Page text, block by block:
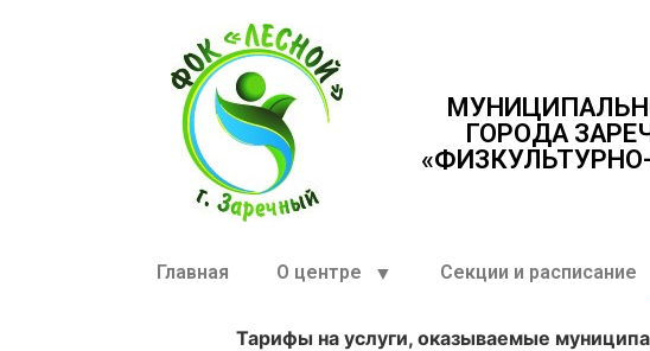
ГОРОДА
Главная О центре Секции и расписание
Тарифы на услуги, оказываемые